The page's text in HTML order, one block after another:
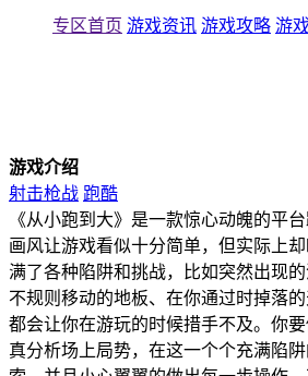
专区首页 游戏资讯 游戏攻略 游
游戏介绍
射击枪战 跑酷
《从小跑到大》是一款惊心动魄的平
画风让游戏看似十分简单，但实际上
满了各种陷阱和挑战，比如突然出现的
不规则移动的地板、在你通过时掉落
都会让你在游玩的时候措手不及。你
真分析场上局势，在这一个个充满陷